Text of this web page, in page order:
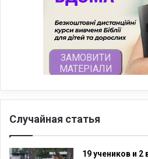
Случайная статья
19 учеников и